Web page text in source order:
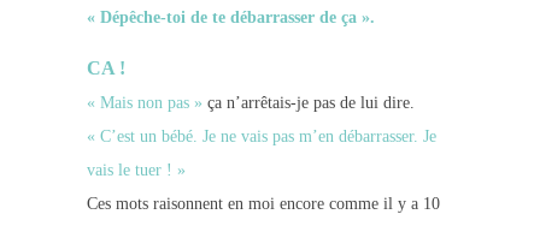
« Dépêche-toi de te débarrasser de ça ».
CA!
« Mais non pas » ça n’arrêtais-je pas de lui dire.
« C’est un bébé. Je ne vais pas m’en débarrasser. Je
vais le tuer ! »
Ces mots raisonnent en moi encore comme il y a 10